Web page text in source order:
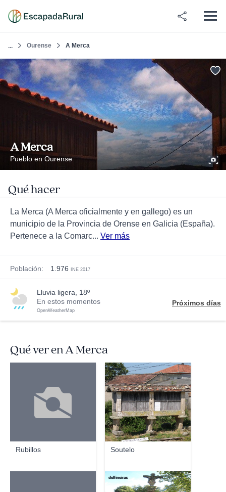
... Ourense A Merca
A Merca
Pueblo en Ourense
Qué hacer
La Merca (A Merca oficialmente y en gallego) es un
municipio de la Provincia de Orense en Galicia (España).
Pertenece a la Comarc... Ver más
Población: 1.976 INE 2017
lluvia ligera, 18º
En estos momentos
OpenWeatherMap
Próximos días
Qué ver en A Merca
Rubillos Soutelo
Infode
delfineiras